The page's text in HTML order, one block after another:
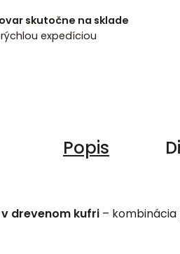
skutočne na sklade
rýchlou expedíciou
Popis
v drevenom kufri –